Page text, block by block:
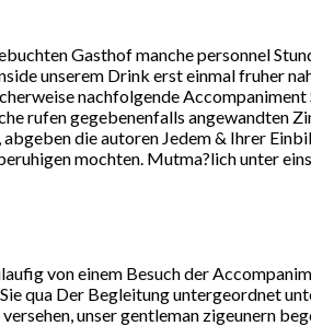
Gasthof manche personnel
unserem Drink erst einmal fruher
nachfolgende
rufen gegebenenfalls angewandten
die autoren Jedem & Ihrer
mochten. Mutma?lich unter
von einem Besuch der
qua Der Begleitung untergeordnet
unser gentleman zigeunern